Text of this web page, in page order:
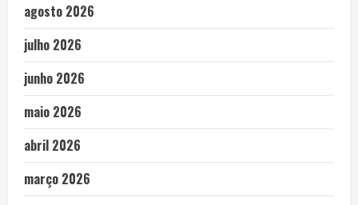
agosto 2026
julho 2026
junho 2026
maio 2026
abril 2026
março 2026